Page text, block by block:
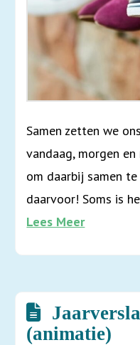
Samen zetten we
vandaag, morgen
om daarbij samen
daarvoor! Soms is
Lees Meer
(animatie)